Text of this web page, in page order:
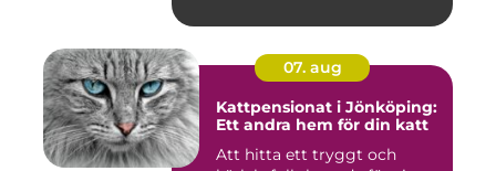
07. aug
Kattpensionat i Jönköping:
Ett andra hem för din katt
Att hitta ett tryggt och